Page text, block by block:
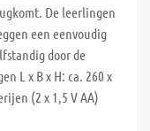
De leerlingen
een eenvoudig
door de
L x B x H: ca. 260 x
(2 x 1,5 V AA)